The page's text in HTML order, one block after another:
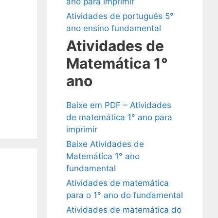
Atividades de português 5°
ano ensino fundamental
Atividades de
Matemática 1°
ano
Baixe em PDF – Atividades
de matemática 1° ano para
imprimir
Baixe Atividades de
Matemática 1° ano
fundamental
Atividades de matemática
para o 1° ano do fundamental
Atividades de matemática do